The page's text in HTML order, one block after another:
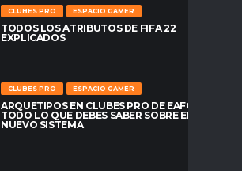
CLUBES PRO ESPACIO GAMER
TODOS LOS ATRIBUTOS DE FIFA 22
EXPLICADOS
CLUBES PRO ESPACIO GAMER
ARQUETIPOS EN CLUBES PRO DE EAFC26:
TODO LO QUE DEBES SABER SOBRE EL
NUEVO SISTEMA